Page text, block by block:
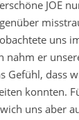
JOE
uns
nahm er
Gefühl, dass
konnten.
uns aber